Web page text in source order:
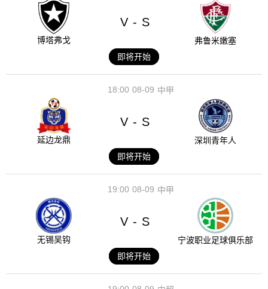
博塔弗戈
V - S
弗鲁米嫩塞
即将开始
08-09
18:00 中甲
延边龙鼎
V - S
深圳青年人
即将开始
08-09
19:00 中甲
无锡吴钩
V - S
宁波职业足球俱乐部
即将开始